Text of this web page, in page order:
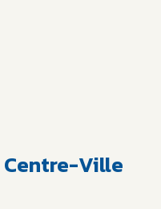
Ville